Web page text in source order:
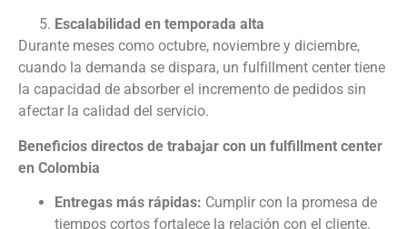
Escalabilidad en temporada alta
Durante meses como octubre, noviembre y diciembre,
cuando la demanda se dispara, un fulfillment center tiene
la capacidad de absorber el incremento de pedidos sin
afectar la calidad del servicio.
Beneficios directos de trabajar con un fulfillment center
en Colombia
Entregas más rápidas: Cumplir con la promesa de
tiempos cortos fortalece la relación con el cliente.